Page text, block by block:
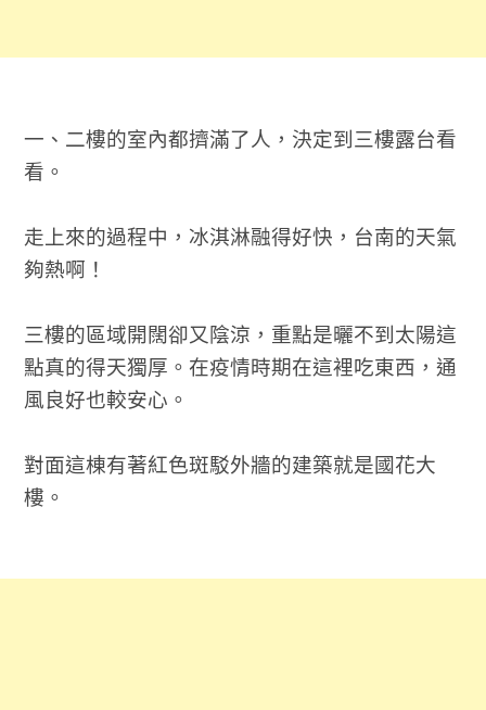
一、二樓的室內都擠滿了人，決定到三樓露台看
看。
走上來的過程中，冰淇淋融得好快，台南的天氣
夠熱啊！
三樓的區域開闊卻又陰涼，重點是曬不到太陽這
點真的得天獨厚。在疫情時期在這裡吃東西，通
風良好也較安心。
對面這棟有著紅色斑駁外牆的建築就是國花大
樓。